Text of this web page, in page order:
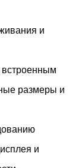
и
встроенным
размеры и
и